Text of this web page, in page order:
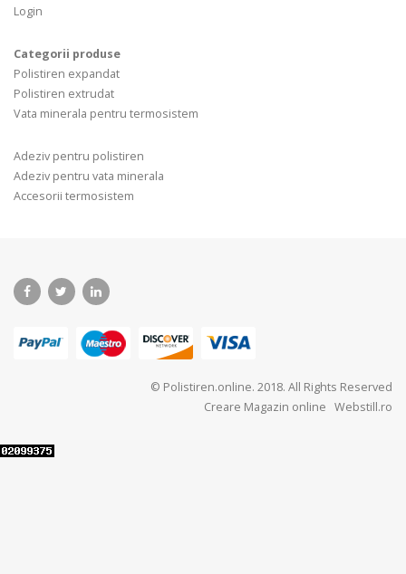
Login
Categorii produse
Polistiren expandat
Polistiren extrudat
Vata minerala pentru termosistem
Adeziv pentru polistiren
Adeziv pentru vata minerala
Accesorii termosistem
© Polistiren.online. 2018. All Rights Reserved
Creare Magazin online Webstill.ro